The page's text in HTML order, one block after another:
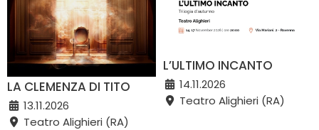
LA CLEMENZA DI TITO
13.11.2026
Teatro Alighieri (RA)
L’ULTIMO INCANTO
14.11.2026
Teatro Alighieri (RA)